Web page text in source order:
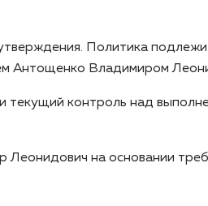
Политика
Антощенко Владимиром
текущий контроль над
на основании